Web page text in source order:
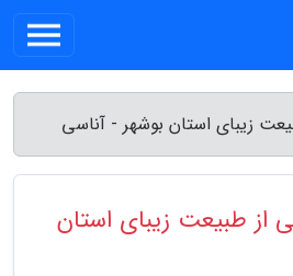
زیبای استان بوشهر - آناسی
از طبیعت زیبای استان